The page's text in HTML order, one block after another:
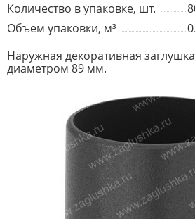
Количество в упаковке, шт.
Объем упаковки, м³
Наружная декоративная
диаметром 89 мм.